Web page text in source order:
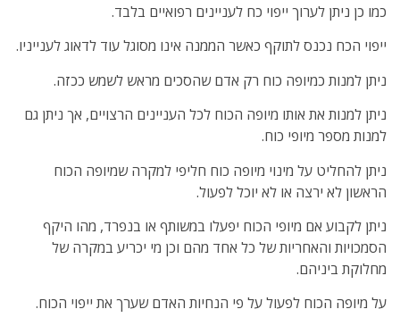
כמו כן ניתן לערוך ייפוי כח לעניינים רפואיים בלבד.
ייפוי הכח נכנס לתוקף כאשר הממנה אינו מסוגל עוד לדאוג לענייניו.
ניתן למנות כמיופה כוח רק אדם שהסכים מראש לשמש ככזה.
ניתן למנות את אותו מיופה הכוח לכל העניינים הרצויים, אך ניתן גם
למנות מספר מיופי כוח.
ניתן להחליט על מינוי מיופה כוח חליפי למקרה שמיופה הכוח
הראשון לא ירצה או לא יוכל לפעול.
ניתן לקבוע אם מיופי הכוח יפעלו במשותף או בנפרד, מהו היקף
הסמכויות והאחריות של כל אחד מהם וכן מי יכריע במקרה של
מחלוקת ביניהם.
על מיופה הכוח לפעול על פי הנחיות האדם שערך את ייפוי הכוח.